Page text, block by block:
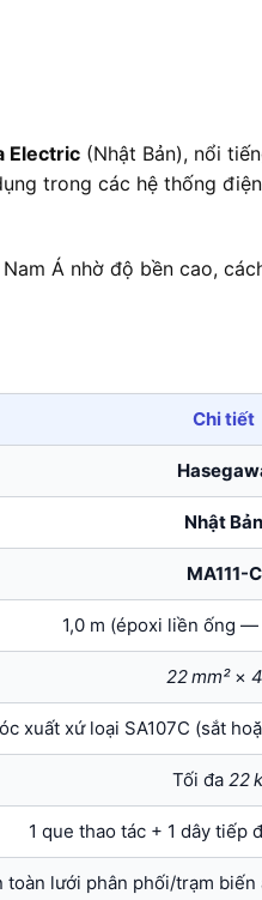
Electric (Nhật Bản), nổi
trong các hệ thống điện
Á nhờ độ bền cao,
Chi tiết
Nhật Bản
MA111-C
1,0 m (époxi liền ống
22 mm²×
xuất xứ loại SA107C (sắt
Tối đa 22
1 que thao tác + 1 dây tiếp
toàn lưới phân phối/trạm biến